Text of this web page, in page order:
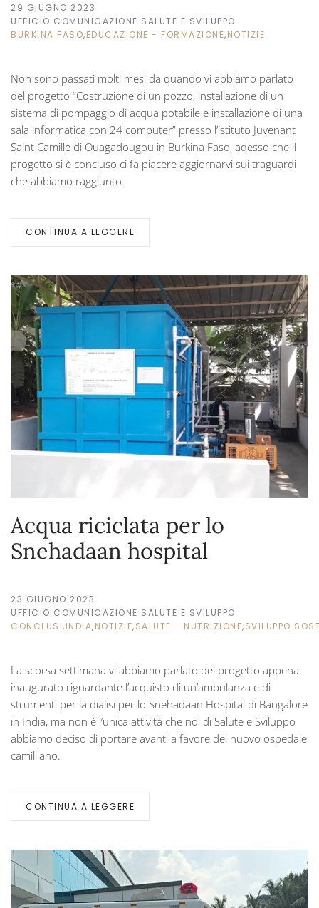
29 GIUGNO 2023
UFFICIO COMUNICAZIONE SALUTE E SVILUPPO
BURKINA FASO,EDUCAZIONE - FORMAZIONE,NOTIZIE
Non sono passati molti mesi da quando vi abbiamo parlato
del progetto “Costruzione di un pozzo, installazione di un
sistema di pompaggio di acqua potabile e installazione di una
sala informatica con 24 computer” presso l’istituto Juvenant
Saint Camille di Ouagadougou in Burkina Faso, adesso che il
progetto si è concluso ci fa piacere aggiornarvi sui traguardi
che abbiamo raggiunto.
CONTINUA A LEGGERE
Acqua riciclata per lo
Snehadaan hospital
23 GIUGNO 2023
UFFICIO COMUNICAZIONE SALUTE E SVILUPPO
CONCLUSI,INDIA,NOTIZIE,SALUTE - NUTRIZIONE,SVILUPPO
La scorsa settimana vi abbiamo parlato del progetto appena
inaugurato riguardante l’acquisto di un’ambulanza e di
strumenti per la dialisi per lo Snehadaan Hospital di Bangalore
in India, ma non è l’unica attività che noi di Salute e Sviluppo
abbiamo deciso di portare avanti a favore del nuovo ospedale
camilliano.
CONTINUA A LEGGERE